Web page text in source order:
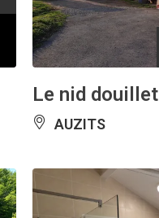
Le nid douillet
AUZITS